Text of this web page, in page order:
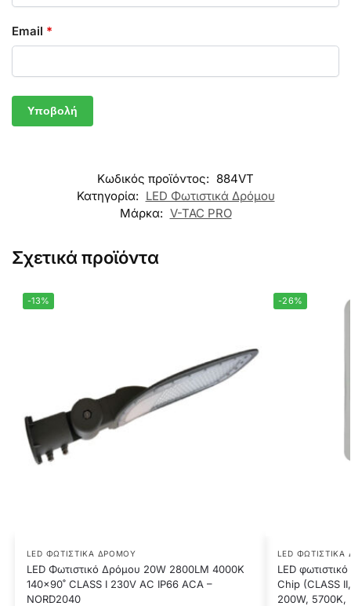
Email *
Κωδικός προϊόντος: 884VT
Κατηγορία: LED Φωτιστικά Δρόμου
Μάρκα: V-TAC PRO
Σχετικά προϊόντα
-13%
LED ΦΩΤΙΣΤΙΚΆ ΔΡΌΜΟΥ
LED Φωτιστικό Δρόμου 20W 2800LM 4000K
140×90˚ CLASS I 230V AC IP66 ACA –
NORD2040
-26%
LED
LED
Chip (CLASS
200W, 5700Κ,